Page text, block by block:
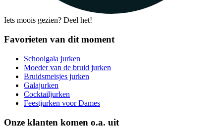
Iets moois gezien? Deel het!
Favorieten van dit moment
Schoolgala jurken
Moeder van de bruid jurken
Bruidsmeisjes jurken
Galajurken
Cocktailjurken
Feestjurken voor Dames
Onze klanten komen o.a. uit